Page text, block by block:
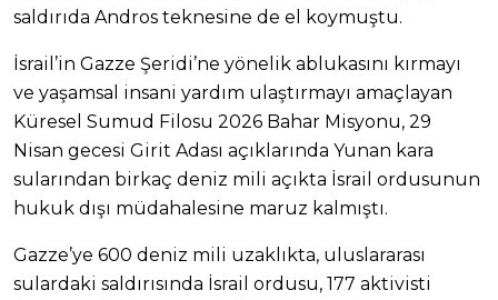
saldırıda Andros teknesine de el koymuştu.
İsrail’in Gazze Şeridi’ne yönelik ablukasını kırmayı
ve yaşamsal insani yardım ulaştırmayı amaçlayan
Küresel Sumud Filosu 2026 Bahar Misyonu, 29
Nisan gecesi Girit Adası açıklarında Yunan kara
sularından birkaç deniz mili açıkta İsrail ordusunun
hukuk dışı müdahalesine maruz kalmıştı.
Gazze’ye 600 deniz mili uzaklıkta, uluslararası
sulardaki saldırısında İsrail ordusu, 177 aktivisti